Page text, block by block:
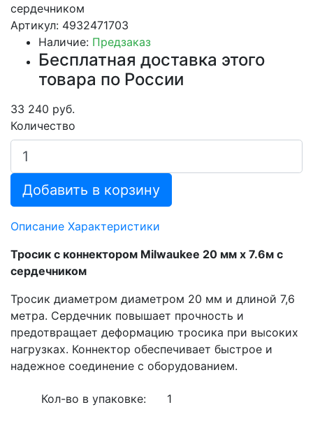
сердечником
Артикул: 4932471703
Наличие: Предзаказ
Бесплатная доставка этого
товара по России
33 240 руб.
Количество
Добавить в корзину
Описание Характеристики
Тросик с коннектором Milwaukee 20 мм х 7.6м с
сердечником
Тросик диаметром диаметром 20 мм и длиной 7,6
метра. Сердечник повышает прочность и
предотвращает деформацию тросика при высоких
нагрузках. Коннектор обеспечивает быстрое и
надежное соединение с оборудованием.
Кол-во в упаковке: 1